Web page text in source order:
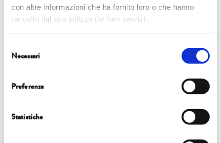
con altre informazioni che ha fornito loro o che hanno
raccolto dal suo utilizzo dei loro servizi.
delNecessari
Preferenze
Statistiche
Eventi
ALPAQUEROS: I CUSTODI DELL’ORO DELLE ANDE